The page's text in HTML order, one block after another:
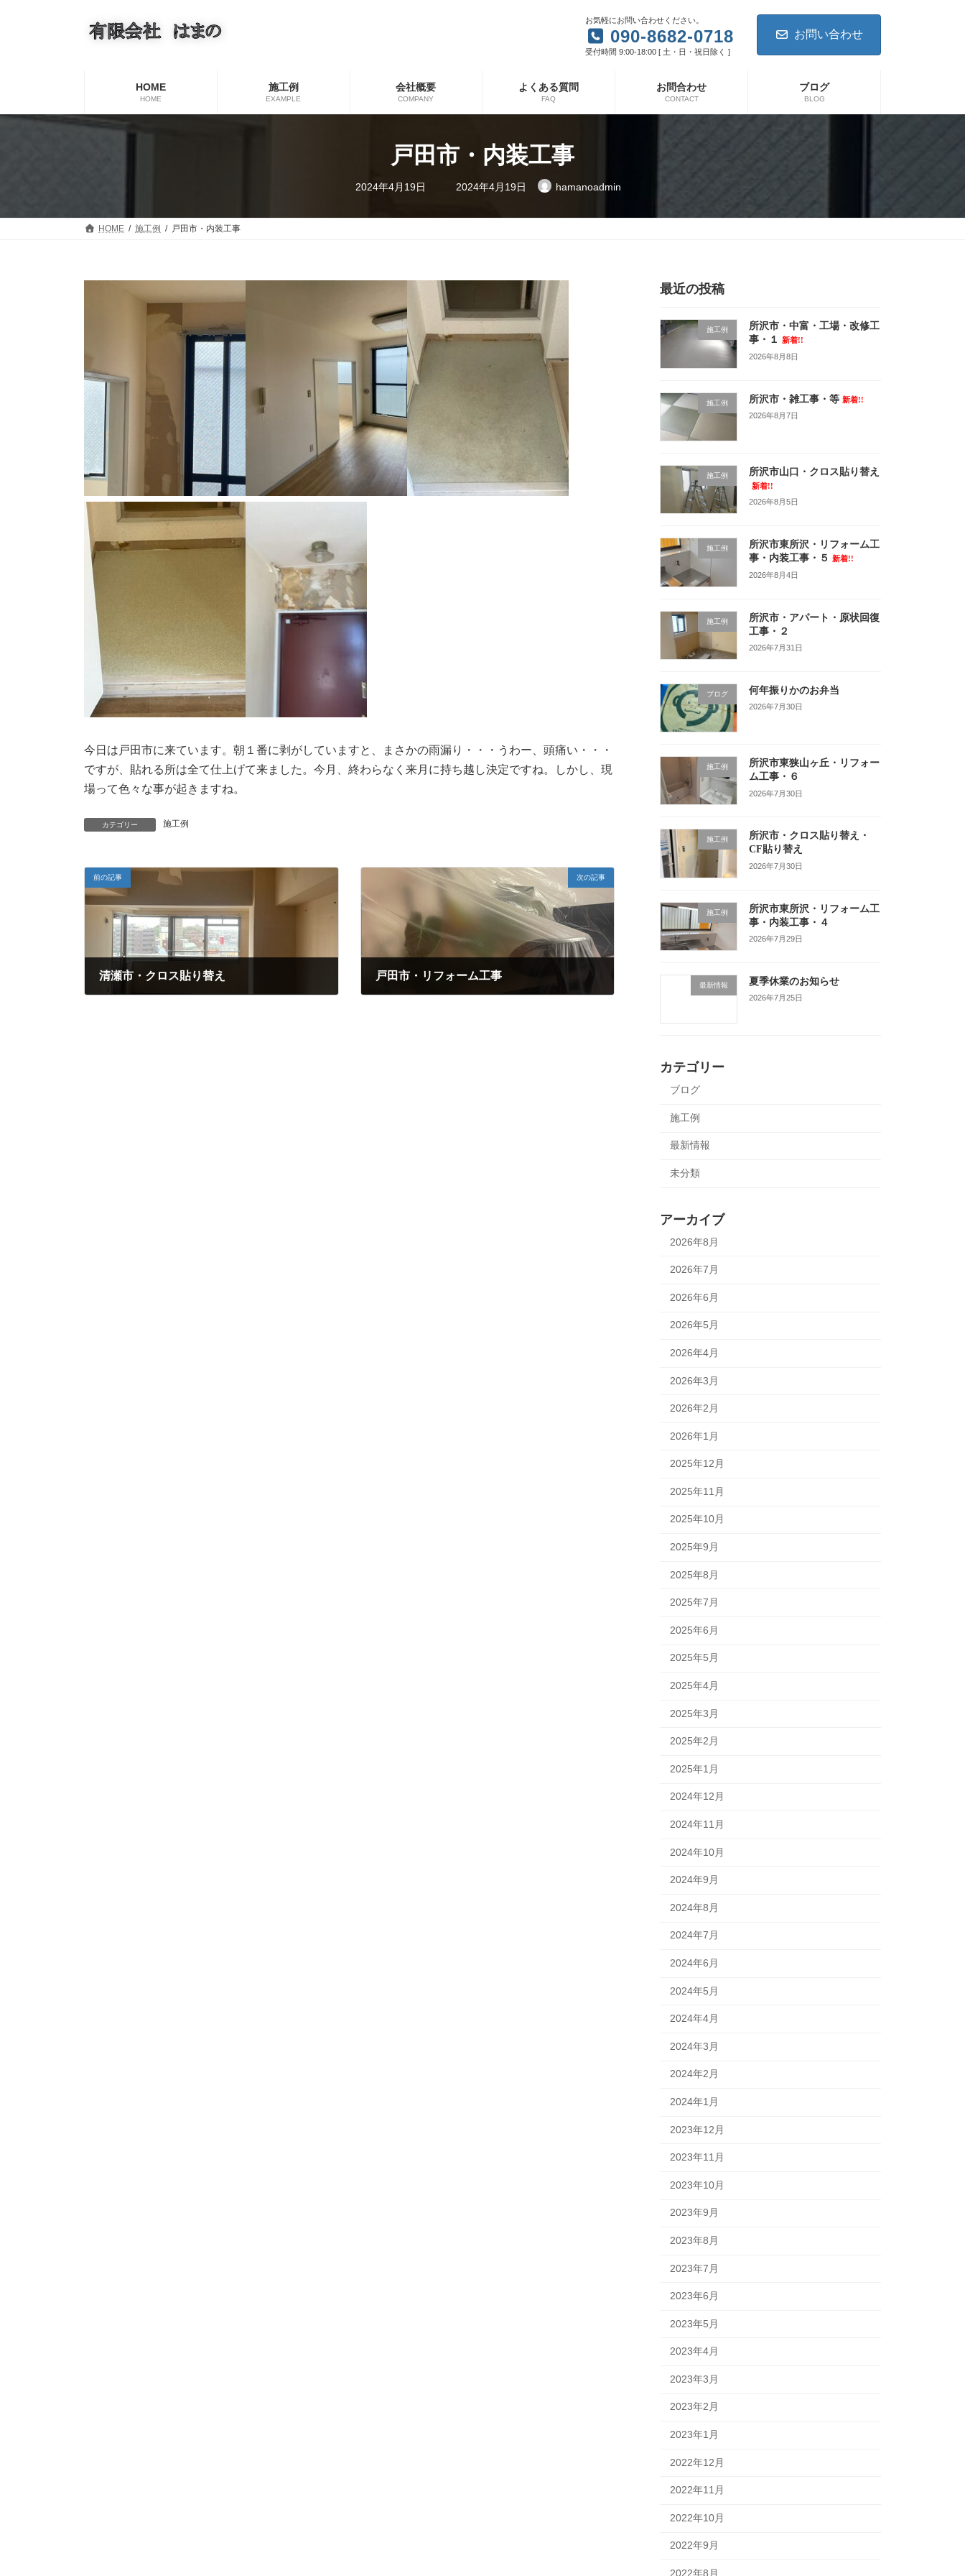
キ
に
お気軽にお問い合わせください。
090-8682-0718
受付時間 9:00-18:00 [ 土・日・祝日除く ]
お問い合わせ
HOME
HOME
施工例
EXAMPLE
会社概要
COMPANY
よくある質問
FAQ
お問合わせ
CONTACT
ブログ
BLOG
戸田市・内装工事
2024年4月19日
最
終
日
2024年4月19日 hamanoadmin
HOME 施工例 戸田市・内装工事
今日は戸田市に来ています。朝１番に剥がしていますと、まさかの雨漏り・・・うわー、頭痛い・・・
ですが、貼れる所は全て仕上げて来ました。今月、終わらなく来月に持ち越し決定ですね。しかし、現
場って色々な事が起きますね。
カテゴリー 施工例
前の記事
清瀬市・クロス貼り替え
次の記事
戸田市・リフォーム工事
最近の投稿
施工例
所沢市・中富・工場・改修工
事・１
新着!!
2026年8月8日
施工例 所沢市・雑工事・等 新着!!
2026年8月7日
施工例 所沢市山口・クロス貼り替え
新着!!
2026年8月5日
施工例
所沢市東所沢・リフォーム工
事・内装工事・５
新着!!
2026年8月4日
施工例
所沢市・アパート・原状回復
工事・２
2026年7月31日
ブログ 何年振りかのお弁当
2026年7月30日
施工例
所沢市東狭山ヶ丘・リフォー
ム工事・６
2026年7月30日
施工例
所沢市・クロス貼り替え・
CF貼り替え
2026年7月30日
施工例
所沢市東所沢・リフォーム工
事・内装工事・４
2026年7月29日
最新情報 夏季休業のお知らせ
2026年7月25日
カテゴリー
ブログ
施工例
最新情報
未分類
アーカイブ
2026年8月
2026年7月
2026年6月
2026年5月
2026年4月
2026年3月
2026年2月
2026年1月
2025年12月
2025年11月
2025年10月
2025年9月
2025年8月
2025年7月
2025年6月
2025年5月
2025年4月
2025年3月
2025年2月
2025年1月
2024年12月
2024年11月
2024年10月
2024年9月
2024年8月
2024年7月
2024年6月
2024年5月
2024年4月
2024年3月
2024年2月
2024年1月
2023年12月
2023年11月
2023年10月
2023年9月
2023年8月
2023年7月
2023年6月
2023年5月
2023年4月
2023年3月
2023年2月
2023年1月
2022年12月
2022年11月
2022年10月
2022年9月
2022年8月